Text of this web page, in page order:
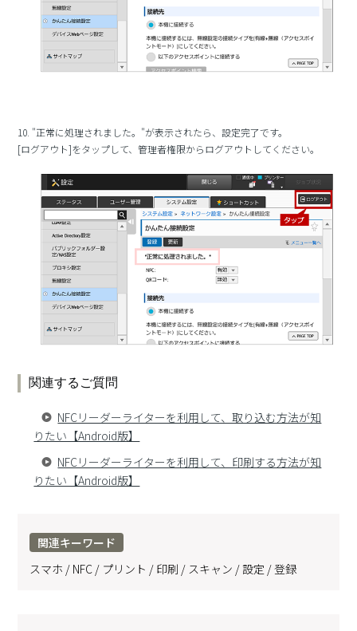
10. "正常に処理されました。"が表示されたら、設定完了です。
[ログアウト]をタップして、管理者権限からログアウトしてください。
関連するご質問
NFCリーダーライターを利用して、取り込む方法が知
りたい【Android版】
NFCリーダーライターを利用して、印刷する方法が知
りたい【Android版】
関連キーワード
スマホ / NFC / プリント / 印刷 / スキャン / 設定 / 登録